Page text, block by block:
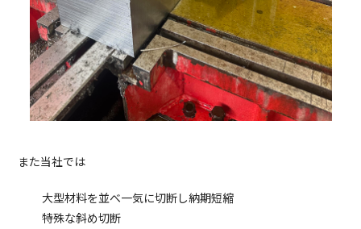
また当社では
大型材料を並べ一気に切断し納期短縮
特殊な斜め切断